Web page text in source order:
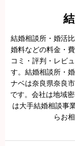
結婚相談所・婚活
婚料などの料金・
コミ・評判・レビ
す。結婚相談所・
ナベは奈良県奈良
です。会社は地域
は大手結婚相談事
らお